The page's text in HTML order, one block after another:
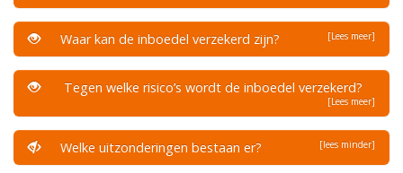
Waar kan de inboedel verzekerd zijn? [Lees meer]
Tegen welke risico’s wordt de inboedel verzekerd?
[Lees meer]
Welke uitzonderingen bestaan er? [lees minder]